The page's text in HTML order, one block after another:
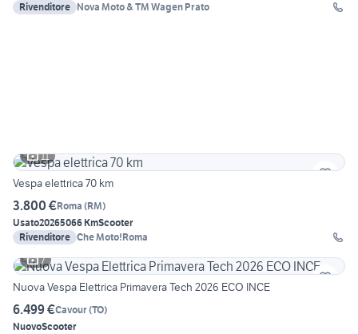
Rivenditore Nova Moto & TM Wagen Prato
11
Vespa elettrica 70 km
3.800 €Roma (RM)
Usato20265066 KmScooter
Rivenditore Che Moto!Roma
7
Nuova Vespa Elettrica Primavera Tech 2026 ECO INCE
6.499 €Cavour(TO)
NuovoScooter